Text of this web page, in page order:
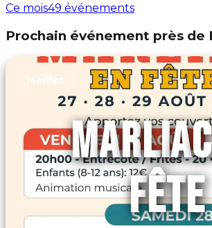
Ce mois49 événements
Prochain événement près de
Marliac
FÊTE